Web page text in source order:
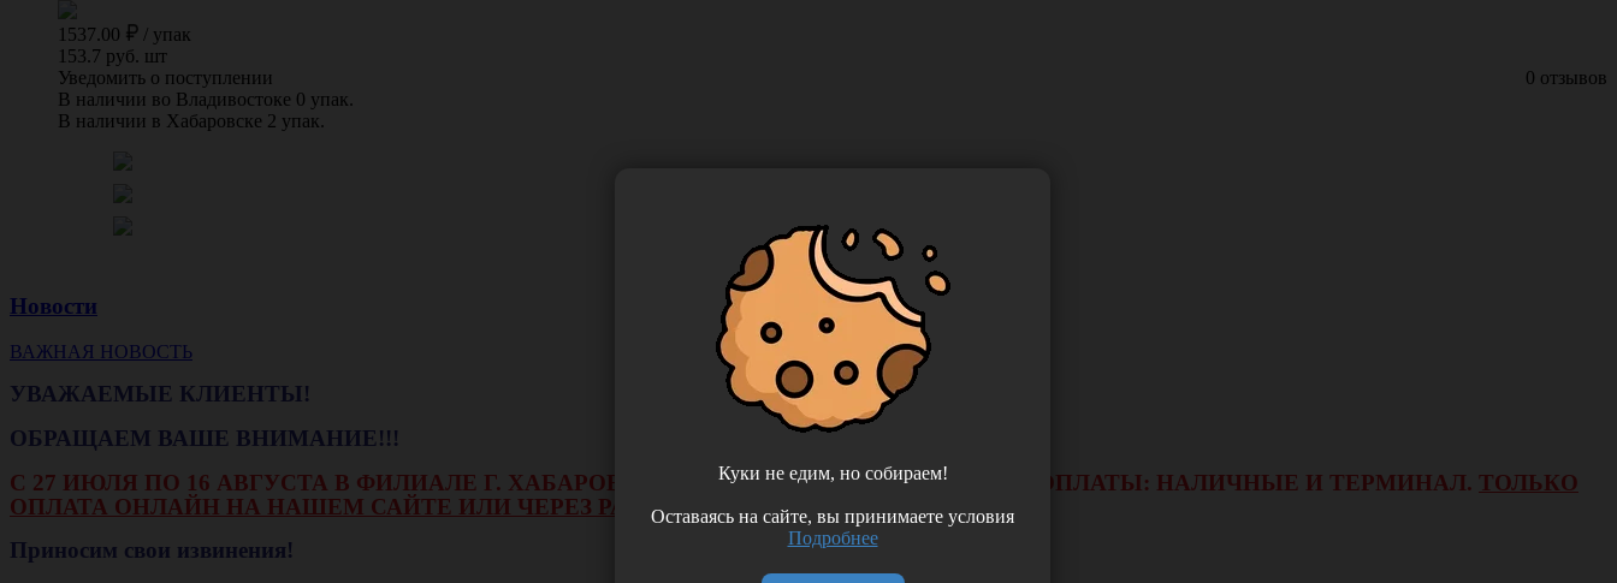
1537.00 / упак
153.7 руб. шт
0 отзывов
Уведомить о поступлении
В наличии во Владивостоке 0 упак.
В наличии в Хабаровске 2 упак.
Новости
ВАЖНАЯ НОВОСТЬ
УВАЖАЕМЫЕ КЛИЕНТЫ!
ОБРАЩАЕМ ВАШЕ ВНИМАНИЕ!!!
С 27 ИЮЛЯ ПО 16 АВГУСТА В ФИЛИАЛЕ Г. ХАБАРОВСКА НЕ БУДЕТ ДЕЙСТВОВАТЬ ВИД ОПЛАТЫ: НАЛИЧНЫЕ И ТЕРМИНАЛ. ТОЛЬКО
ОПЛАТА ОНЛАЙН НА НАШЕМ САЙТЕ ИЛИ ЧЕРЕЗ РАСЧЕТНЫЙ СЧЕТ.
Приносим свои извинения!
Куки не едим, но собираем!
Оставаясь на сайте, вы принимаете условия
Подробнее